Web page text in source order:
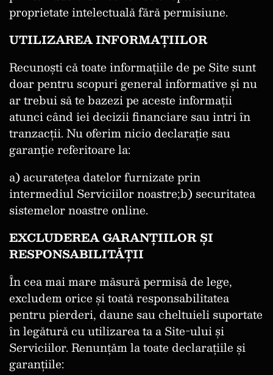
proprietate intelectuală fără permisiune.
UTILIZAREA INFORMAȚIILOR
Recunoști că toate informațiile de pe Site sunt
doar pentru scopuri general informative și nu
ar trebui să te bazezi pe aceste informații
atunci când iei decizii financiare sau intri în
tranzacții. Nu oferim nicio declarație sau
garanție referitoare la:
a) acuratețea datelor furnizate prin
intermediul Serviciilor noastre;b) securitatea
sistemelor noastre online.
EXCLUDEREA GARANȚIILOR ȘI
RESPONSABILITĂȚII
În cea mai mare măsură permisă de lege,
excludem orice și toată responsabilitatea
pentru pierderi, daune sau cheltuieli suportate
în legătură cu utilizarea ta a Site-ului și
Serviciilor. Renunțăm la toate declarațiile și
garanțiile: